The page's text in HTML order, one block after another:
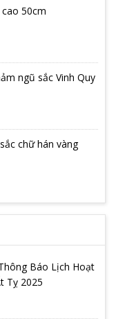
50cm
ngũ sắc Vinh Quy
chữ hán vàng
Báo Lịch Hoạt
Tỵ 2025